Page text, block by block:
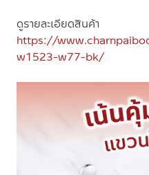
ดูรายละเอียดสินค้า
https://
w1523-w77-bk/